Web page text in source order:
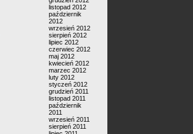
listopad 2012
październik
2012
wrzesień 2012
sierpień 2012
lipiec 2012
czerwiec 2012
maj 2012
kwiecień 2012
marzec 2012
luty 2012
styczeń 2012
grudzień 2011
listopad 2011
październik
2011
wrzesień 2011
sierpień 2011